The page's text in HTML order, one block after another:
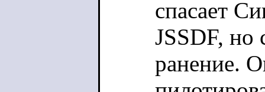
спасает
JSSDF, но
ранение.